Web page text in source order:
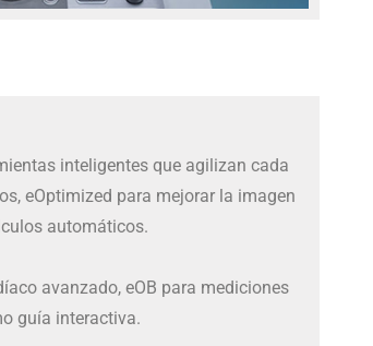
inteligentes que agilizan cada
eOptimized para mejorar la imagen
automáticos.
avanzado, eOB para mediciones
guía interactiva.